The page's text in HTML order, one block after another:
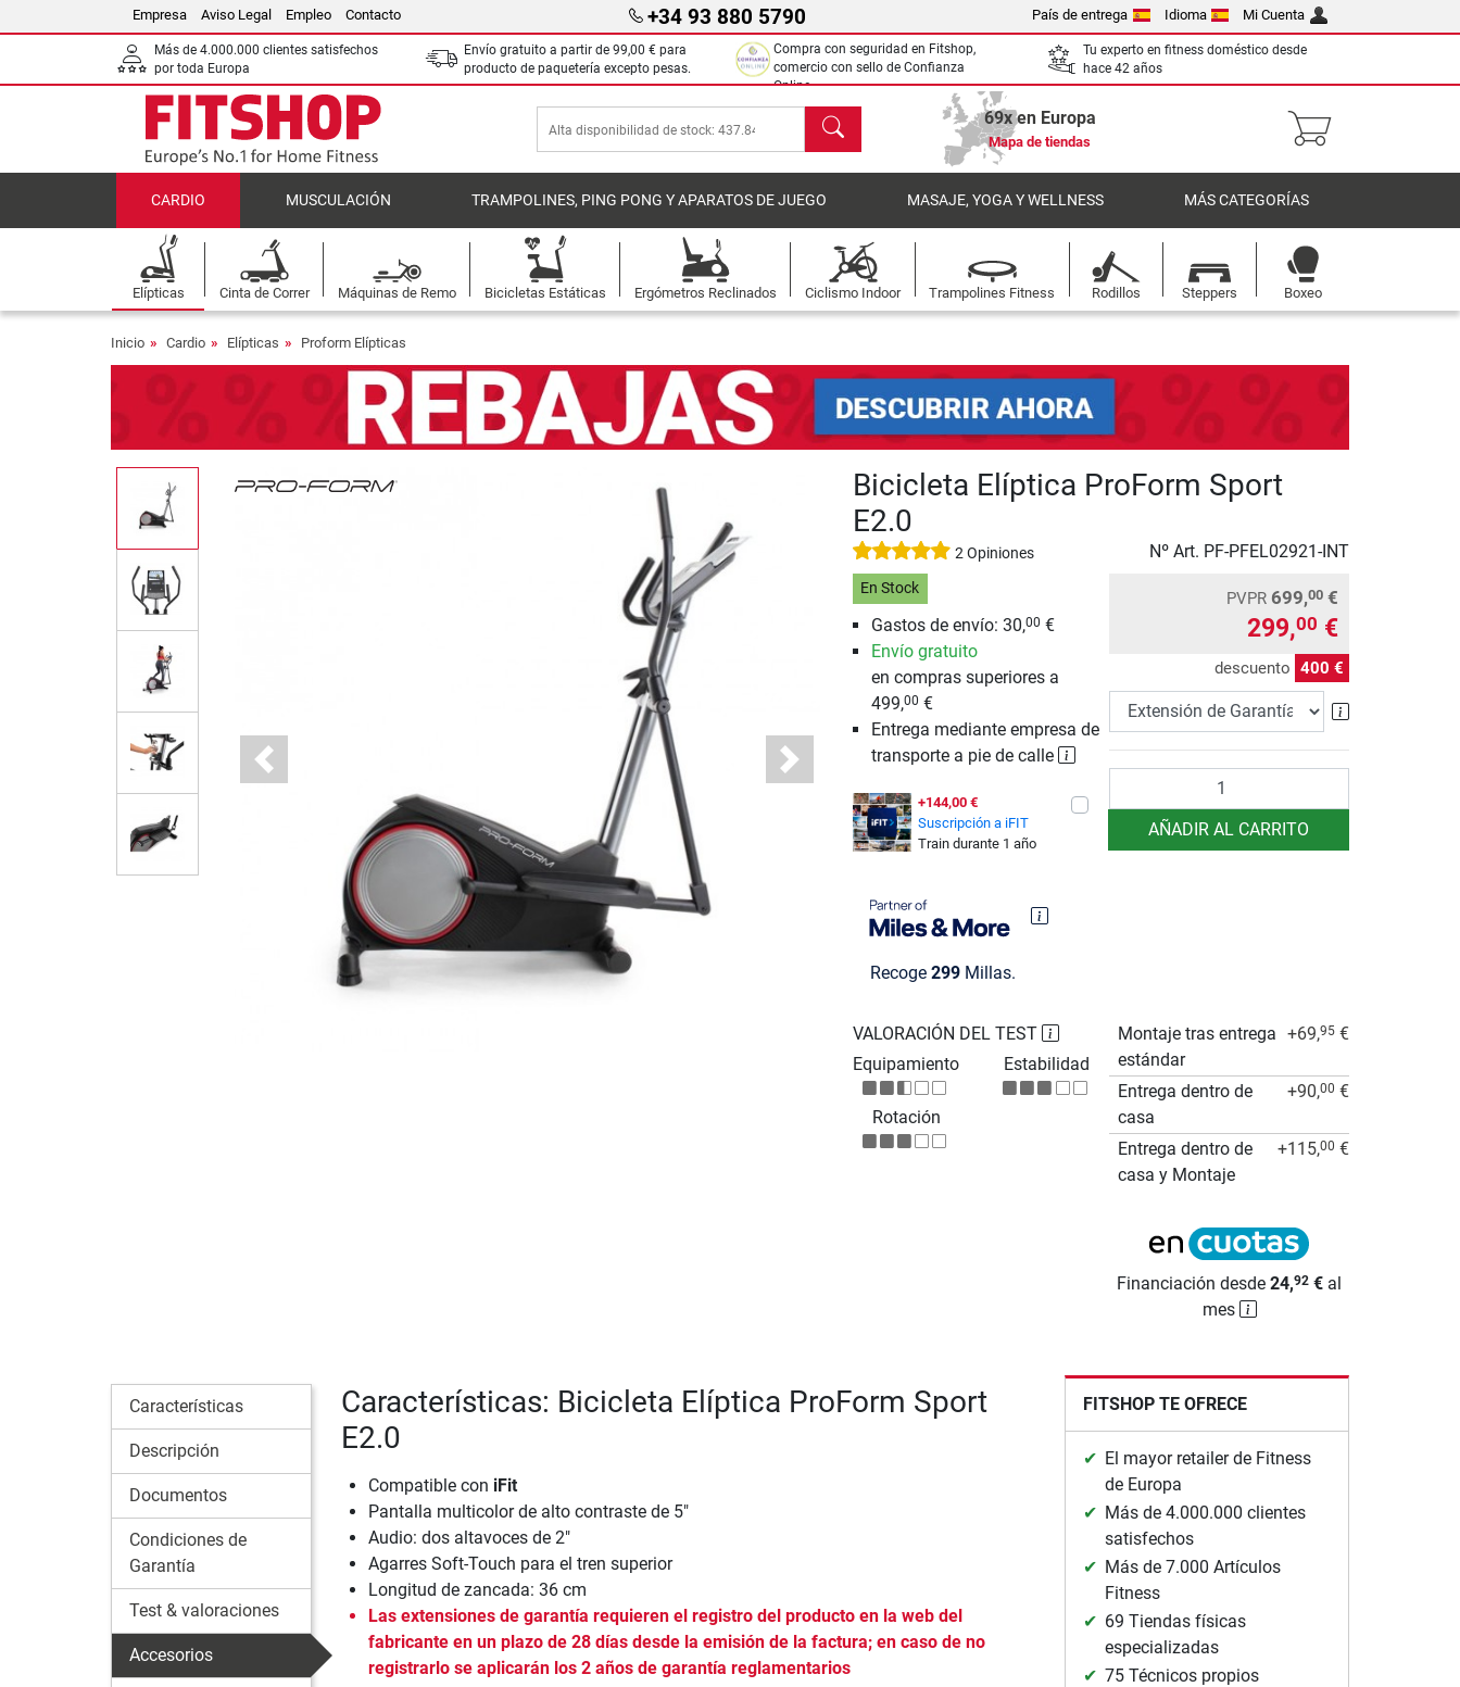
Empresa Aviso Legal Empleo Contacto +34 93 880 5790 País de entrega Idioma Mi Cuenta
Más de 4.000.000 clientes satisfechos
por toda Europa
Envío gratuito a partir de 99,00 € para
producto de paquetería excepto pesas.
Compra con seguridad en Fitshop,
comercio con sello de Confianza
Online.
Tu experto en fitness doméstico desde
hace 42 años
Buscar 69x en Europa
Mapa de tiendas
CARDIO MUSCULACIÓN TRAMPOLINES, PING PONG Y APARATOS DE JUEGO MASAJE, YOGA Y WELLNESS MÁS CATEGORÍAS
Elípticas Cinta de Correr Máquinas de Remo Bicicletas Estáticas Ergómetros Reclinados Ciclismo Indoor Trampolines Fitness Rodillos Steppers Boxeo
Inicio Cardio Elípticas Proform Elípticas
Previous Next
Bicicleta Elíptica ProForm Sport
E2.0
2 Opiniones Nº Art. PF-PFEL02921-INT
En Stock
Gastos de envío: 30,00 €
Envío gratuito
en compras superiores a
499,00 €
Entrega mediante empresa de
transporte a pie de calle
+144,00 €
Suscripción a iFIT
Train durante 1 año
Recoge 299Millas.
PVPR 699,00 €
299,00 €
descuento 400 €
Extensión de
AÑADIR AL CARRITO
VALORACIÓN DEL TEST
Equipamiento
Estabilidad
Rotación
Montaje tras entrega
estándar
+69,95 €
Entrega dentro de
casa
+90,00 €
Entrega dentro de
casa y Montaje
+115,00 €
Financiación desde24,92 € al
mes
Características
Descripción
Documentos
Condiciones de
Garantía
Test & valoraciones
Accesorios
Características: Bicicleta Elíptica ProForm Sport
E2.0
Compatible con iFit
Pantalla multicolor de alto contraste de 5"
Audio: dos altavoces de 2"
Agarres Soft-Touch para el tren superior
Longitud de zancada: 36 cm
Las extensiones de garantía requieren el registro del producto en la web del
fabricante en un plazo de 28 días desde la emisión de la factura; en caso de no
registrarlo se aplicarán los 2 años de garantía reglamentarios
FITSHOP TE OFRECE
El mayor retailer de Fitness
de Europa
Más de 4.000.000 clientes
satisfechos
Más de 7.000 Artículos
Fitness
69 Tiendas físicas
especializadas
75 Técnicos propios